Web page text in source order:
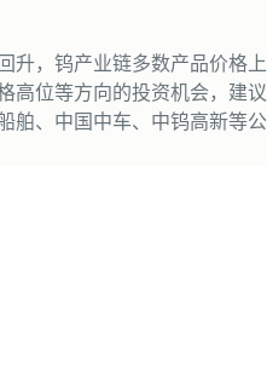
升，钨产业链多数产品价格上
高位等方向的投资机会，建议
舶、中国中车、中钨高新等公